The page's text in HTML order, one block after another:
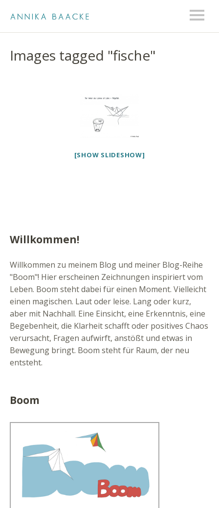
Images tagged "fische"
[SHOW SLIDESHOW]
Willkommen!
Willkommen zu meinem Blog und meiner Blog-Reihe
"Boom"! Hier erscheinen Zeichnungen inspiriert vom
Leben. Boom steht dabei für einen Moment. Vielleicht
einen magischen. Laut oder leise. Lang oder kurz,
aber mit Nachhall. Eine Einsicht, eine Erkenntnis, eine
Begebenheit, die Klarheit schafft oder positives Chaos
verursacht, Fragen aufwirft, anstößt und etwas in
Bewegung bringt. Boom steht für Raum, der neu
entsteht.
Boom